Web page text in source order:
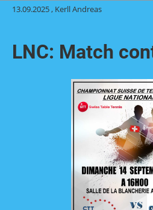
13.09.2025, Kerll Andreas
LNC: Match